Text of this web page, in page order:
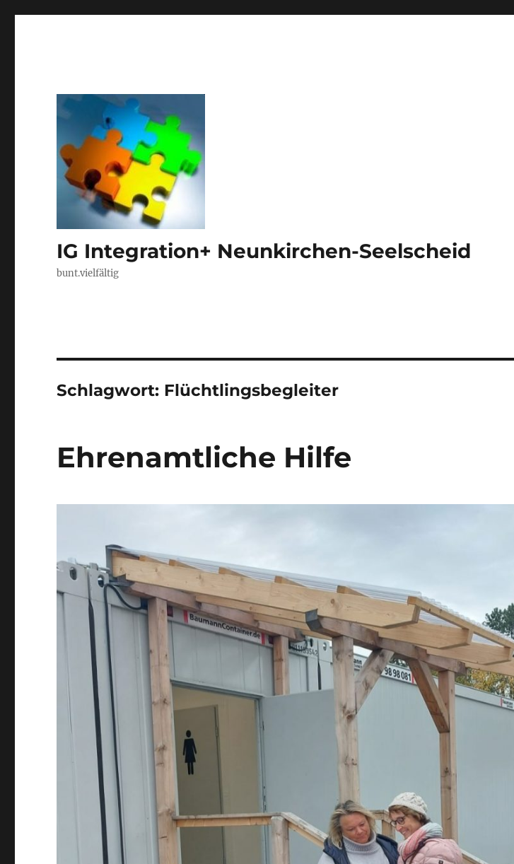
IG Integration+ Neunkirchen-Seelscheid
bunt.vielfältig
Schlagwort: Flüchtlingsbegleiter
Ehrenamtliche Hilfe